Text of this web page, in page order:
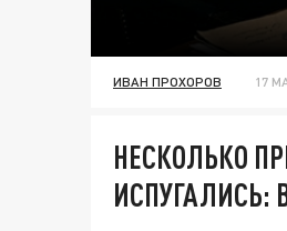
ИВАН ПРОХОРОВ 17
НЕСКОЛЬКО
ИСПУГАЛИСЬ: